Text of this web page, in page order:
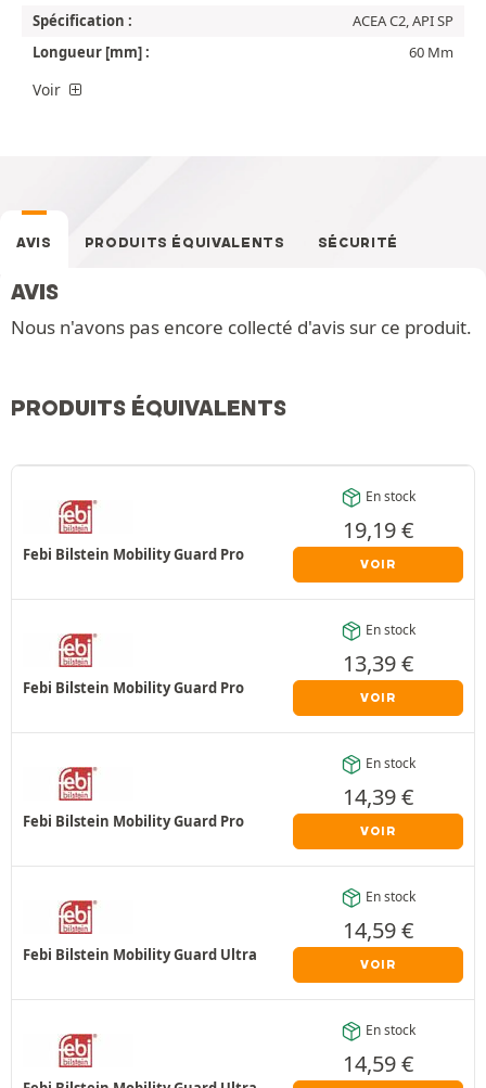
Spécification :
ACEA C2, API SP
Longueur [mm] :
60 Mm
Voir
AVIS PRODUITS ÉQUIVALENTS SÉCURITÉ
AVIS
Nous n'avons pas encore collecté d'avis sur ce produit.
PRODUITS ÉQUIVALENTS
Febi Bilstein Mobility Guard Pro
En stock
19,19€
VOIR
Febi Bilstein Mobility Guard Pro
En stock
13,39€
VOIR
Febi Bilstein Mobility Guard Pro
En stock
14,39€
VOIR
Febi Bilstein Mobility Guard Ultra
En stock
14,59€
VOIR
En stock
14,59€